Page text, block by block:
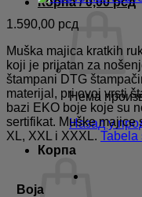
Нема
Назад у
Корпа
1.590,00 рсд
Muška majica kratkih
koji je prijatan za
štampani DTG
materijal, pri ovoj vrsti
bazi EKO boje koje su
sertifikat. Muške majice
XL, XXL i XXXL. Tabela
Boja